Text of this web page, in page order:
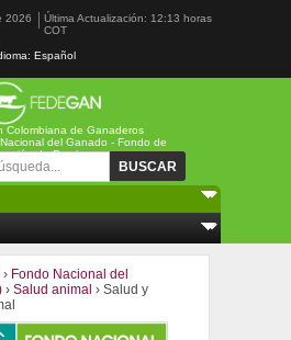
2026
Última Actualización: 12:13 horas
COT
Español
Colombiana de Ganaderos
de búsqueda
del Ganado - Fondo de
de Precios
› Fondo Nacional del
› Salud animal › Salud y